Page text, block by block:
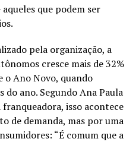
que podem ser
pela organização, a
cresce mais de 32%
o Ano Novo, quando
do ano. Segundo Ana Paula
isso acontece
de demanda, mas por uma
“É comum que a